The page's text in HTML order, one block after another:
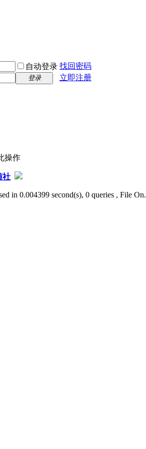
自动登录 找回密码
登录
立即注册
操作
社
in 0.004399 second(s), 0 queries , File On.